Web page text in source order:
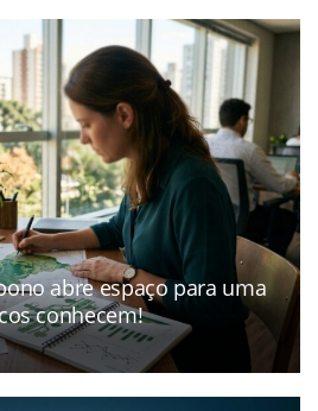
abre espaço para uma
conhecem!